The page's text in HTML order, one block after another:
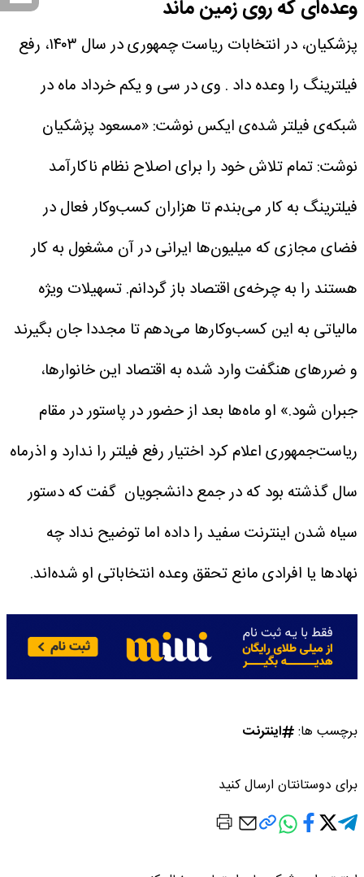
وعده‌ای که روی زمین ماند
پزشکیان، در انتخابات ریاست چمهوری در سال ۱۴۰۳، رفع
فیلترینگ را وعده داد . وی در سی و یکم خرداد ماه در
شبکه‌ی فیلتر شده‌ی ایکس نوشت: «مسعود پزشکیان
نوشت: تمام تلاش خود را برای اصلاح نظام ناکارآمد
فیلترینگ به کار می‌بندم تا هزاران کسب‌وکار فعال در
فضای مجازی که میلیون‌ها ایرانی در آن مشغول به کار
هستند را به چرخه‌ی اقتصاد باز گردانم. تسهیلات ویژه
مالیاتی به این کسب‌وکارها می‌دهم تا مجددا جان بگیرند
و ضررهای هنگفت وارد شده به اقتصاد این خانوارها،
جبران شود.» او ماه‌ها بعد از حضور در پاستور در مقام
ریاست‌جمهوری اعلام کرد اختیار رفع فیلتر را ندارد و اذرماه
سال گذشته بود که در جمع دانشجویان گفت که دستور
سیاه شدن اینترنت سفید را داده اما توضیح نداد چه
نهادها یا افرادی مانع تحقق وعده‌ انتخاباتی‌ او شده‌اند.
برچسب ها: اینترنت
برای دوستانتان ارسال کنید